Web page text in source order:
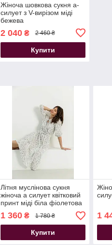
Жіноча шовкова сукня а-
силует з V-вирізом міді
бежева
2 040₴ 2 460 ₴
Купити
Літня муслінова сукня
жіноча а силует квітковий
принт міді біла фіолетова
1 360₴ 1 780 ₴
Купити
1